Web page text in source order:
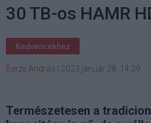
30 TB-os HAMR
Kedvencekhez
Berze András 2023 január 28. 14:39
Természetesen a